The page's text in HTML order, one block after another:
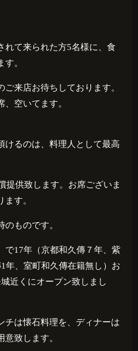
れて来られた方5名様に、食
。
来店お待ちしております。
空いてます。
けるのは、料理人として最高
提供致します。お席ございま
す。
ものです。
で17年（京都和久傳７年、紫
1年、室町和久傳在籍無し）お
城近くにオープン致しまし
チは懐石料理を、ディナーは
致します。